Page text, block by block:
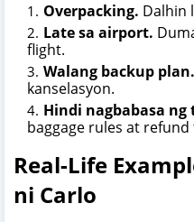
Overpacking. Dalhin
Late sa airport.
flight.
Walang backup plan.
kanselasyon.
Hindi nagbabasa ng
baggage rules at refund
Real-Life
ni Carlo